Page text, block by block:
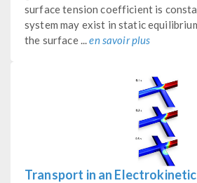
surface tension coefficient is
system may exist in static
the surface ...en savoir plus
Transport in an